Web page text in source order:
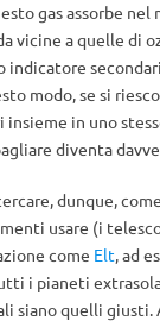
gas assorbe nel
vicine a quelle di
indicatore
modo, se si
in uno
diventa
dunque,
usare (i
come Elt, ad
i pianeti
siano quelli giusti.